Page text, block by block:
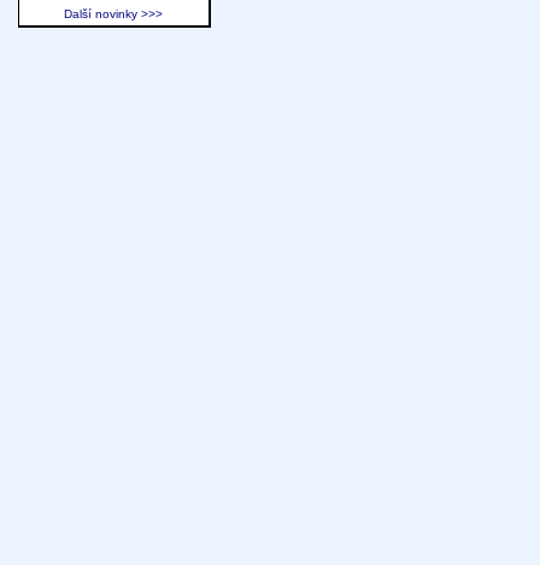
Další novinky >>>